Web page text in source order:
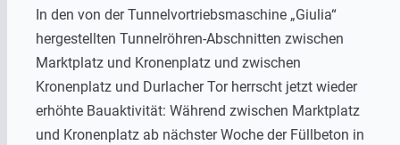
In den von der Tunnelvortriebsmaschine „Giulia“
hergestellten Tunnelröhren-Abschnitten zwischen
Marktplatz und Kronenplatz und zwischen
Kronenplatz und Durlacher Tor herrscht jetzt wieder
erhöhte Bauaktivität: Während zwischen Marktplatz
und Kronenplatz ab nächster Woche der Füllbeton in